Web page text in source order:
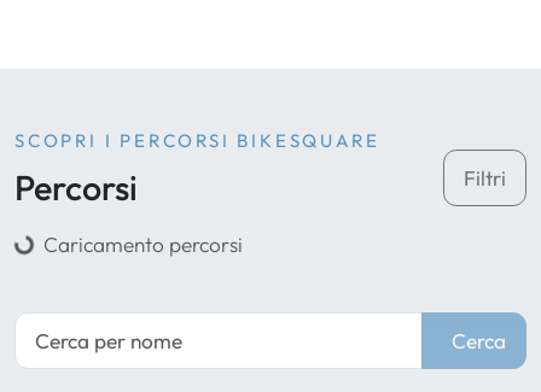
SCOPRI I PERCORSI BIKESQUARE
Percorsi Filtri
Caricamento percorsi
Cerca